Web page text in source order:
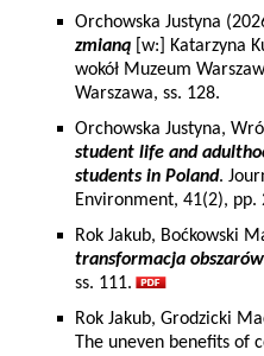
Orchowska Justyna
zmianą [w:] Katarzyna
wokół Muzeum
Warszawa, ss. 128.
Orchowska Justyna,
student life and
students in Poland.
Environment, 41(2), pp.
Rok Jakub, Boćkowski
transformacja
ss. 111.
Rok Jakub, Grodzicki
The uneven benefits of